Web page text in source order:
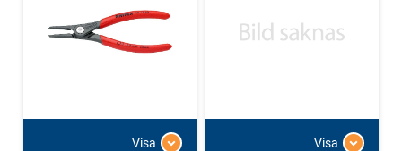
Visa Visa